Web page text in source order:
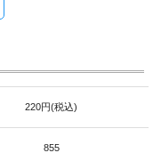
220円(税込)
855